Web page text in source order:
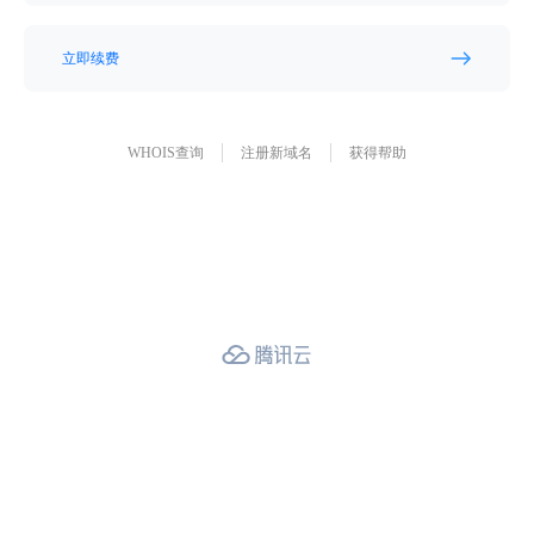
立即续费
WHOIS查询 注册新域名 获得帮助